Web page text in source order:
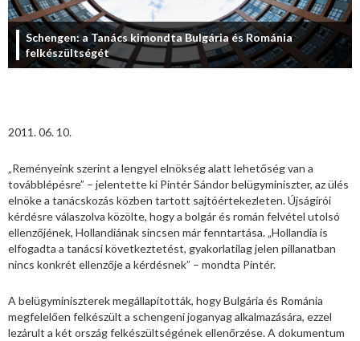
Schengen: a Tanács kimondta Bulgária és Románia
felkészültségét
2011. 06. 10.
„Reményeink szerint a lengyel elnökség alatt lehetőség van a
továbblépésre” – jelentette ki Pintér Sándor belügyminiszter, az ülés
elnöke a tanácskozás közben tartott sajtóértekezleten. Újságírói
kérdésre válaszolva közölte, hogy a bolgár és román felvétel utolsó
ellenzőjének, Hollandiának sincsen már fenntartása. „Hollandia is
elfogadta a tanácsi következtetést, gyakorlatilag jelen pillanatban
nincs konkrét ellenzője a kérdésnek” – mondta Pintér.
A belügyminiszterek megállapították, hogy Bulgária és Románia
megfelelően felkészült a schengeni joganyag alkalmazására, ezzel
lezárult a két ország felkészültségének ellenőrzése. A dokumentum